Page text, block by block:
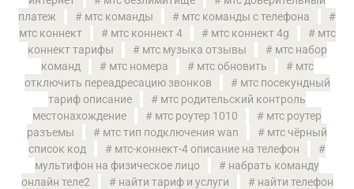
платеж
мтс команды
мтс команды с телефона
мтс коннект
мтс коннект 4 мтс коннект 4g
мтс
коннект тарифы
мтс музыка отзывы
мтс набор
команд
мтс номера мтс обновить
мтс
отключить переадресацию звонков
мтс посекундный
тариф описание
мтс родительский контроль
местонахождение
мтс роутер 1010
мтс роутер
разъемы
мтс тип подключения wan
мтс чёрный
список код
мтс-коннект-4 описание на телефон
мультифон на физическое лицо
набрать команду
онлайн теле2
найти тариф и услуги
найти телефон